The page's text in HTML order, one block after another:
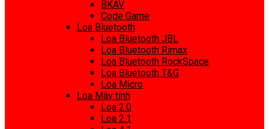
BKAV
Code Game
Loa Bluetooth
Loa Bluetooth JBL
Loa Bluetooth Rimax
Loa Bluetooth RockSpace
Loa Bluetooth T&G
Loa Micro
Loa Máy tính
Loa 2.0
Loa 2.1